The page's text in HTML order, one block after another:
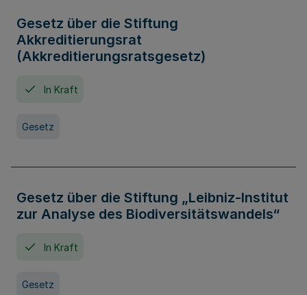
Gesetz über die Stiftung
Akkreditierungsrat
(Akkreditierungsratsgesetz)
In Kraft
Gesetz
Gesetz über die Stiftung „Leibniz-Institut
zur Analyse des Biodiversitätswandels“
In Kraft
Gesetz